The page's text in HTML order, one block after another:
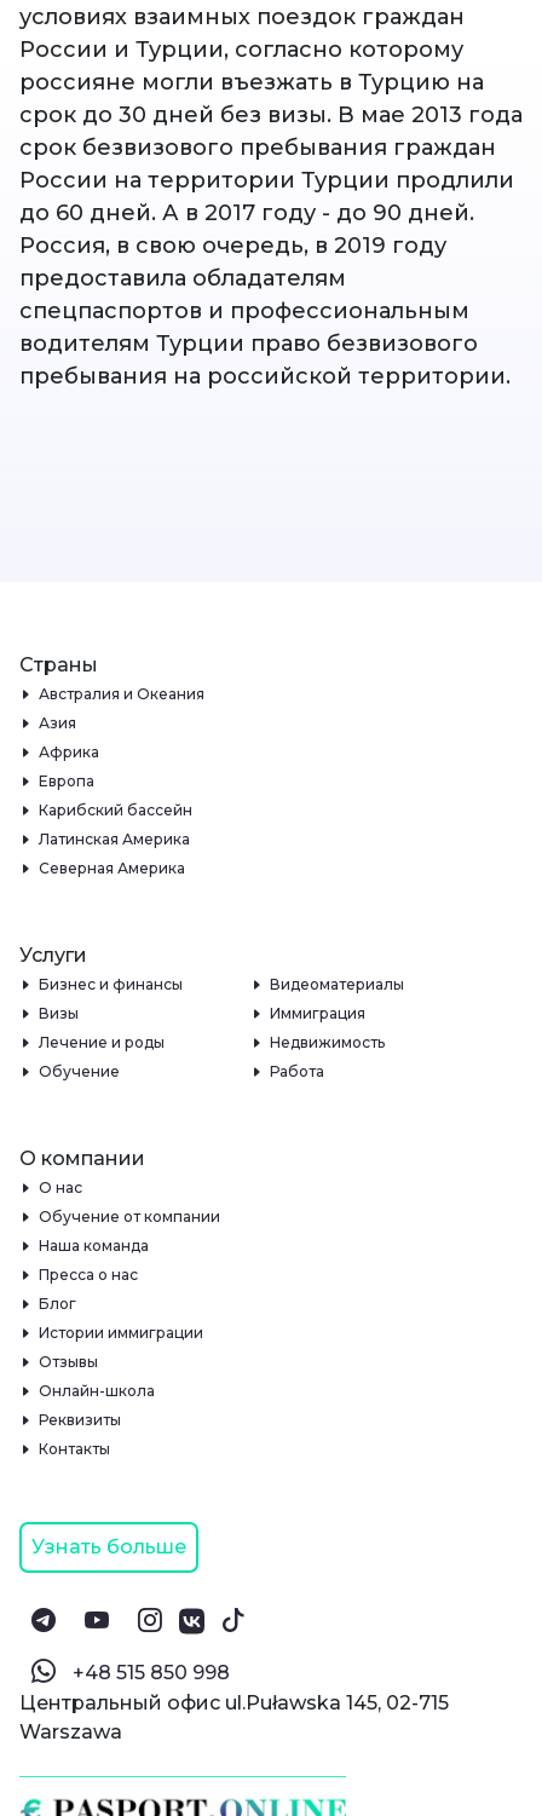
условиях взаимных поездок граждан
России и Турции, согласно которому
россияне могли въезжать в Турцию на
срок до 30 дней без визы. В мае 2013 года
срок безвизового пребывания граждан
России на территории Турции продлили
до 60 дней. А в 2017 году - до 90 дней.
Россия, в свою очередь, в 2019 году
предоставила обладателям
спецпаспортов и профессиональным
водителям Турции право безвизового
пребывания на российской территории.
Страны
Австралия и Океания
Азия
Африка
Европа
Карибский бассейн
Латинская Америка
Северная Америка
Услуги
Бизнес и финансы
Видеоматериалы
Визы
Иммиграция
Лечение и роды
Недвижимость
Обучение
Работа
О компании
О нас
Обучение от компании
Наша команда
Пресса о нас
Блог
Истории иммиграции
Отзывы
Онлайн-школа
Реквизиты
Контакты
Узнать больше
‪+48 515 850 998‬
Центральный офис ul.Puławska 145, 02-715
Warszawa